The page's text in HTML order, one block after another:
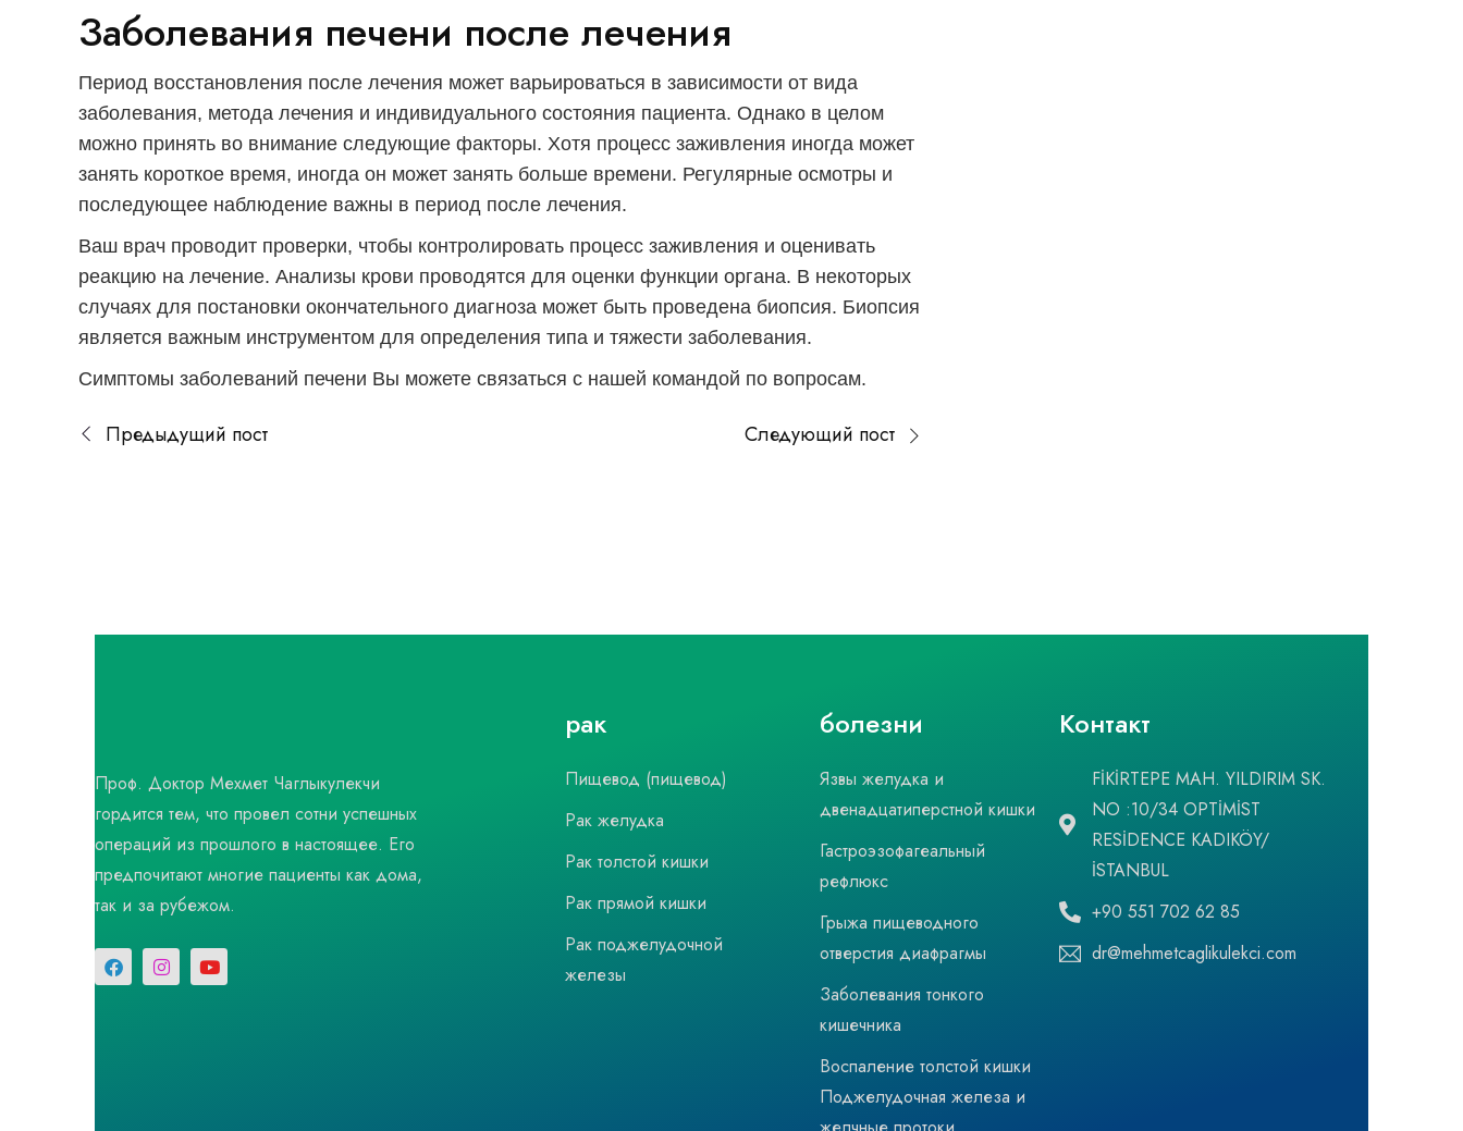
Заболевания печени после лечения
Период восстановления после лечения может варьироваться в зависимости от вида
заболевания, метода лечения и индивидуального состояния пациента. Однако в целом
можно принять во внимание следующие факторы. Хотя процесс заживления иногда может
занять короткое время, иногда он может занять больше времени. Регулярные осмотры и
последующее наблюдение важны в период после лечения.
Ваш врач проводит проверки, чтобы контролировать процесс заживления и оценивать
реакцию на лечение. Анализы крови проводятся для оценки функции органа. В некоторых
случаях для постановки окончательного диагноза может быть проведена биопсия. Биопсия
является важным инструментом для определения типа и тяжести заболевания.
Симптомы заболеваний печени Вы можете связаться с нашей командой по вопросам.
Предыдущий пост Следующий пост
Проф. Доктор Мехмет Чаглыкулекчи
гордится тем, что провел сотни успешных
операций из прошлого в настоящее. Его
предпочитают многие пациенты как дома,
так и за рубежом.
рак
Пищевод (пищевод)
Рак желудка
Рак толстой кишки
Рак прямой кишки
Рак поджелудочной
железы
болезни
Язвы желудка и
двенадцатиперстной кишки
Гастроэзофагеальный
рефлюкс
Грыжа пищеводного
отверстия диафрагмы
Заболевания тонкого
кишечника
Воспаление толстой кишки
Поджелудочная железа и
Контакт
FİKİRTEPE MAH. YILDIRIM SK.
NO :10/34 OPTİMİST
RESİDENCE KADIKÖY/
İSTANBUL
+90 551 702 62 85
dr@mehmetcaglikulekci.com